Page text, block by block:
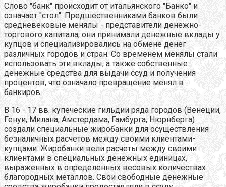
Слово "банк" происходит от итальянского "Банко" и
означает "стол". Предшественниками банков были
средневековые менялы - представители денежно-
торгового капитала; они принимали денежные вклады у
купцов и специализировались на обмене денег
различных городов и стран. Со временем менялы стали
использовать эти вклады, а также собственные
денежные средства для выдачи ссуд и получения
процентов, что означало превращение менял в
банкиров.
В 16 - 17 вв. купеческие гильдии ряда городов (Венеции,
Генуи, Милана, Амстердама, Гамбурга, Нюрнберга)
создали специальные жиробанки для осуществления
безналичных расчетов между своими клиентами-
купцами. Жиробанки вели расчеты между своими
клиентами в специальных денежных единицах,
выраженных в определенных весовых количествах
благородных металлов. Свои свободные денежные